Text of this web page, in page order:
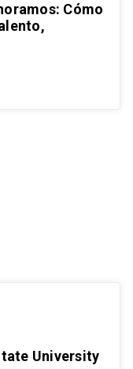
Cómo
University